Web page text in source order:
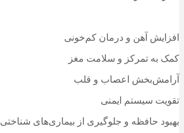
افزایش آهن و درمان کم‌خونی
کمک به تمرکز و سلامت مغز
آرامش‌بخش اعصاب و قلب
تقویت سیستم ایمنی
بهبود حافظه و جلوگیری از بیماری‌های شناختی